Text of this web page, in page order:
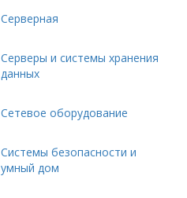
Серверная
Серверы и системы хранения
данных
Сетевое оборудование
Системы безопасности и
умный дом